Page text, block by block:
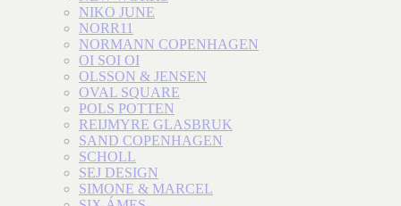
NIKO JUNE
NORR11
NORMANN COPENHAGEN
OI SOI OI
OLSSON & JENSEN
OVAL SQUARE
POLS POTTEN
REIJMYRE GLASBRUK
SAND COPENHAGEN
SCHOLL
SEJ DESIGN
SIMONE & MARCEL